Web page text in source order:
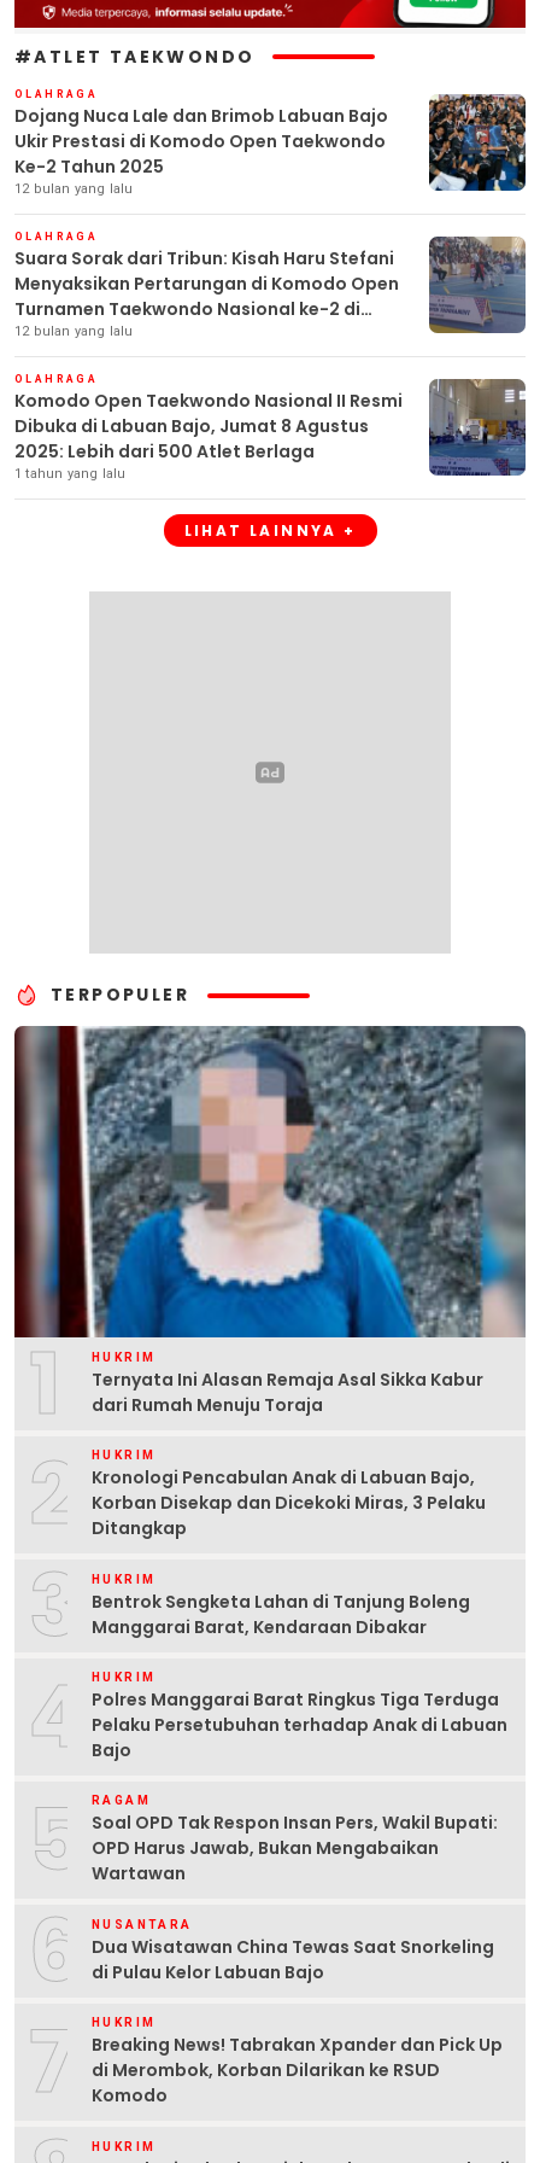
#ATLET TAEKWONDO
OLAHRAGA
Dojang Nuca Lale dan Brimob Labuan Bajo
Ukir Prestasi di Komodo Open Taekwondo
Ke-2 Tahun 2025
12 bulan yang lalu
OLAHRAGA
Suara Sorak dari Tribun: Kisah Haru Stefani
Menyaksikan Pertarungan di Komodo Open
Turnamen Taekwondo Nasional ke-2 di
Labuan Bajo
12 bulan yang lalu
OLAHRAGA
Komodo Open Taekwondo Nasional II Resmi
Dibuka di Labuan Bajo, Jumat 8 Agustus
2025: Lebih dari 500 Atlet Berlaga
1 tahun yang lalu
LIHAT LAINNYA +
TERPOPULER
1 HUKRIM
Ternyata Ini Alasan Remaja Asal Sikka Kabur
dari Rumah Menuju Toraja
2 HUKRIM
Kronologi Pencabulan Anak di Labuan Bajo,
Korban Disekap dan Dicekoki Miras, 3 Pelaku
Ditangkap
3 HUKRIM
Bentrok Sengketa Lahan di Tanjung Boleng
Manggarai Barat, Kendaraan Dibakar
4 HUKRIM
Polres Manggarai Barat Ringkus Tiga Terduga
Pelaku Persetubuhan terhadap Anak di Labuan
Bajo
5 RAGAM
Soal OPD Tak Respon Insan Pers, Wakil Bupati:
OPD Harus Jawab, Bukan Mengabaikan
Wartawan
6 NUSANTARA
Dua Wisatawan China Tewas Saat Snorkeling
di Pulau Kelor Labuan Bajo
7 HUKRIM
Breaking News! Tabrakan Xpander dan Pick Up
di Merombok, Korban Dilarikan ke RSUD
Komodo
HUKRIM